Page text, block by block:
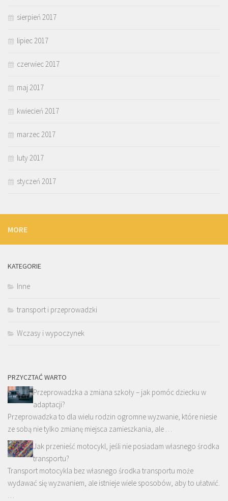
sierpień 2017
lipiec 2017
czerwiec 2017
maj 2017
kwiecień 2017
marzec 2017
luty 2017
styczeń 2017
MORE
KATEGORIE
Inne
transport i przeprowadzki
Wczasy i wypoczynek
PRZYCZTAĆ WARTO
Przeprowadzka a zmiana szkoły – jak pomóc dziecku w
adaptacji?
Przeprowadzka to dla wielu rodzin ogromne wyzwanie, które niesie
ze sobą nie tylko zmianę miejsca zamieszkania, ale …
Jak przenieść motocykl, jeśli nie posiadam własnego środka
transportu?
Transport motocykla bez własnego środka transportu może
wydawać się wyzwaniem, ale istnieje wiele sposobów, aby to ułatwić.
…